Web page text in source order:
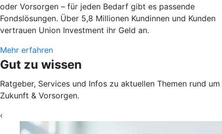
oder Vorsorgen – für jeden Bedarf gibt es passende
Fondslösungen. Über 5,8 Millionen Kundinnen und Kunden
vertrauen Union Investment ihr Geld an.
Mehr erfahren
Gut zu wissen
Ratgeber, Services und Infos zu aktuellen Themen rund um
Zukunft & Vorsorgen.
‹